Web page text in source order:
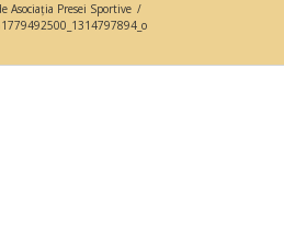
Asociația Presei Sportive /